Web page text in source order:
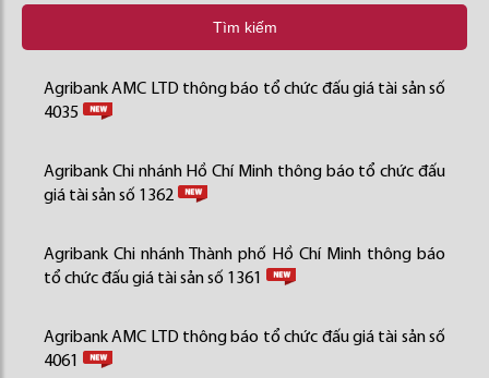
Tìm kiếm
Agribank AMC LTD thông báo tổ chức đấu giá tài sản số
4035
Agribank Chi nhánh Hồ Chí Minh thông báo tổ chức đấu
giá tài sản số 1362
Agribank Chi nhánh Thành phố Hồ Chí Minh thông báo
tổ chức đấu giá tài sản số 1361
Agribank AMC LTD thông báo tổ chức đấu giá tài sản số
4061